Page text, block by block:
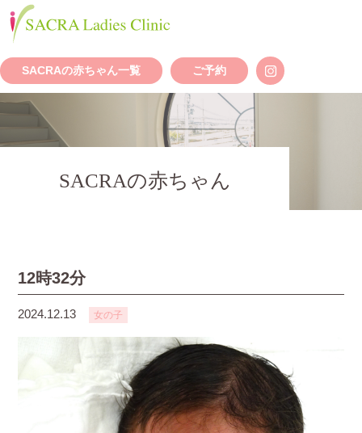
SACRAの赤ちゃん一覧 ご予約
SACRAの赤ちゃん
12時32分
2024.12.13 女の子